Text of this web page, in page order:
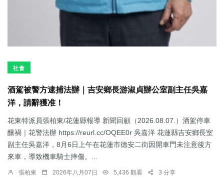
社會
酒駕被警方逮捕法辦｜吉安鄉長游淑貞辦公室副主任吳嘉
洋，請辭獲准！
花東特派員張柏東/花蓮縣報導 新聞回顧（2026.08.07.）酒駕停車
釀禍｜花警法辦 https://reurl.cc/OQEE0r 吳嘉洋 花蓮縣吉安鄉長室
副主任吳嘉洋，8月6日上午在花蓮市德安二街因開車門未注意後方
來車，導致機車騎士摔傷。...
張柏東 2026年八月07日 5,436 觀看 3 分享